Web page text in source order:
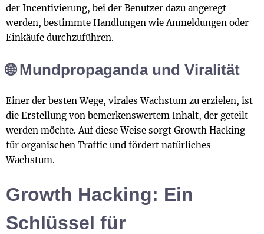
der Incentivierung, bei der Benutzer dazu angeregt
werden, bestimmte Handlungen wie Anmeldungen oder
Einkäufe durchzuführen.
🌐 Mundpropaganda und Viralität
Einer der besten Wege, virales Wachstum zu erzielen, ist
die Erstellung von bemerkenswertem Inhalt, der geteilt
werden möchte. Auf diese Weise sorgt Growth Hacking
für organischen Traffic und fördert natürliches
Wachstum.
Growth Hacking: Ein
Schlüssel für